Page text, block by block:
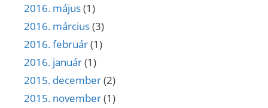
2016. május(1)
2016. március(3)
2016. február(1)
2016. január(1)
2015. december(2)
2015. november(1)